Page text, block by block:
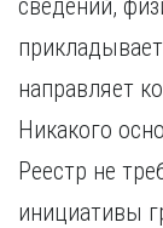
сведений,
направляет
Никакого
Реестр не
инициативы